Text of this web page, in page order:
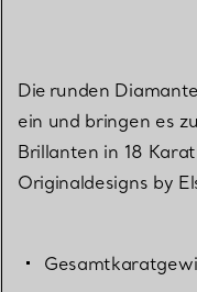
Die runden
ein und bringen es
Brillanten in 18
Originaldesigns by